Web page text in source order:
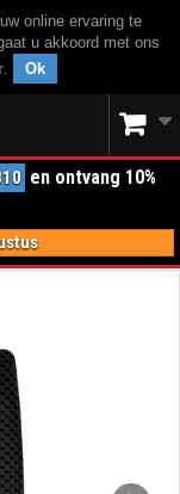
online ervaring te
u akkoord met ons
. Ok
en ontvang 10%